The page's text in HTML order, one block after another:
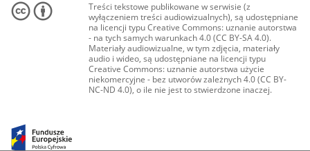
Treści tekstowe publikowane w serwisie (z
wyłączeniem treści audiowizualnych), są udostępniane
na licencji typu Creative Commons: uznanie autorstwa
- na tych samych warunkach 4.0 (CC BY-SA 4.0).
Materiały audiowizualne, w tym zdjęcia, materiały
audio i wideo, są udostępniane na licencji typu
Creative Commons: uznanie autorstwa użycie
niekomercyjne - bez utworów zależnych 4.0 (CC BY-
NC-ND 4.0), o ile nie jest to stwierdzone inaczej.